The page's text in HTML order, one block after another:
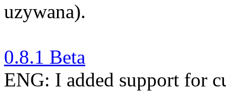
uzywana).
0.8.1 Beta
ENG: I added support for